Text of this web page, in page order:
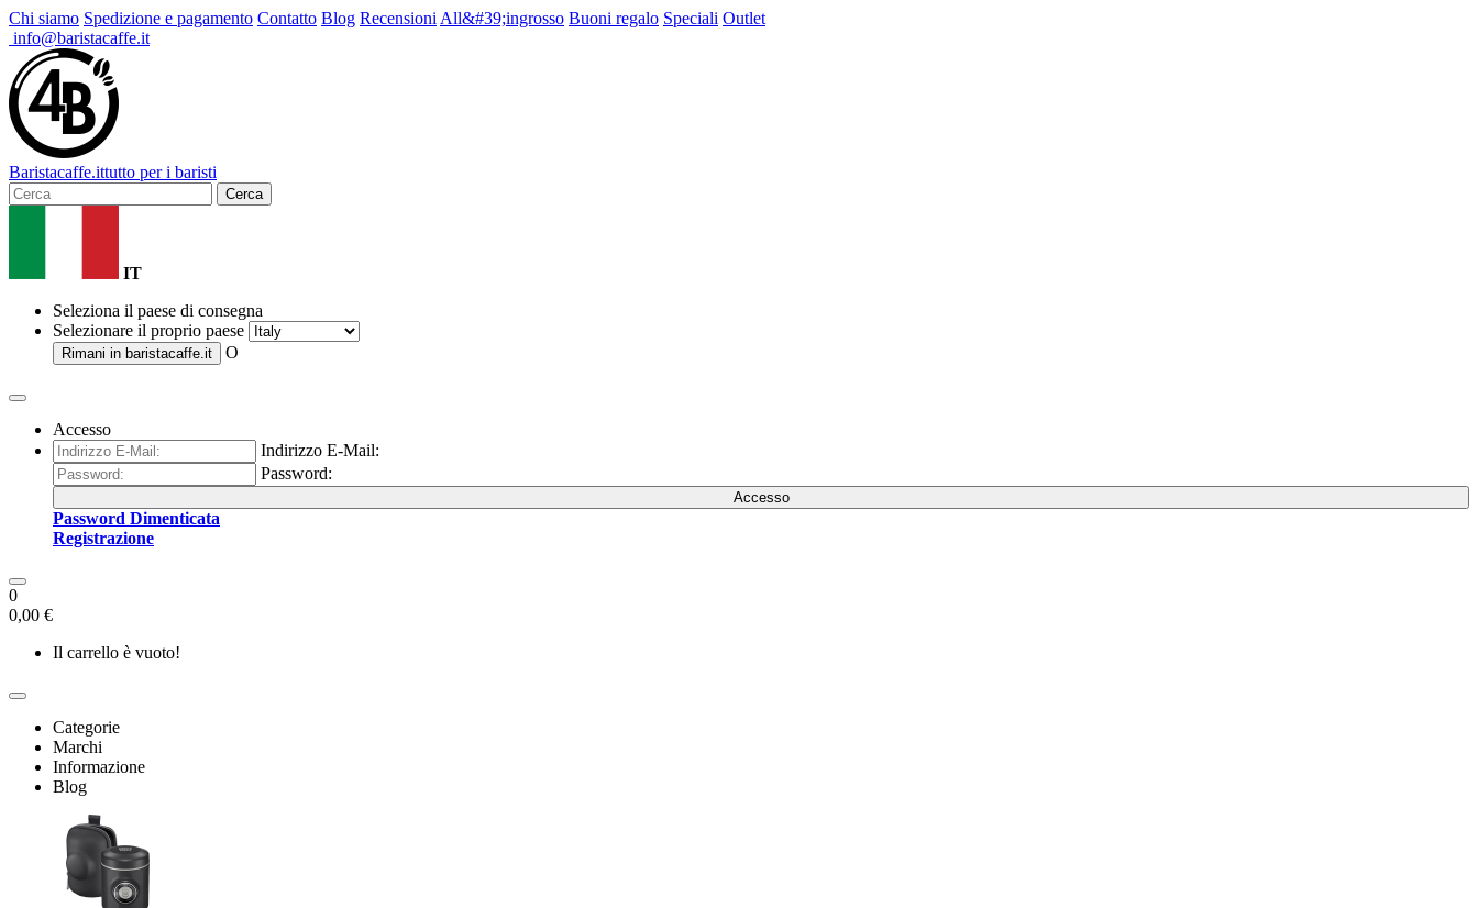
Chi siamo Spedizione e pagamento Contatto Blog Recensioni All&#39;ingrosso Buoni regalo Speciali Outlet
info@baristacaffe.it
Baristacaffe.ittutto per i baristi
Cerca
IT
Seleziona il paese di consegna
Selezionare il proprio paese
Rimani in baristacaffe.it O
Accesso
Indirizzo E-Mail:
Password:
Accesso
Password Dimenticata
Registrazione
0
0,00 €
Il carrello è vuoto!
Categorie
Marchi
Informazione
Blog